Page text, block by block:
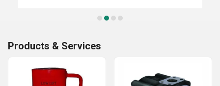
Products & Services